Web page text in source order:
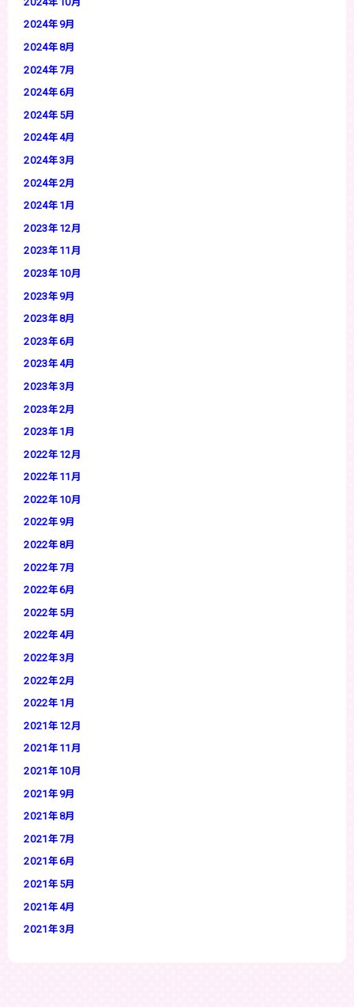
2024年9月
2024年8月
2024年7月
2024年6月
2024年5月
2024年4月
2024年3月
2024年2月
2024年1月
2023年12月
2023年11月
2023年10月
2023年9月
2023年8月
2023年6月
2023年4月
2023年3月
2023年2月
2023年1月
2022年12月
2022年11月
2022年10月
2022年9月
2022年8月
2022年7月
2022年6月
2022年5月
2022年4月
2022年3月
2022年2月
2022年1月
2021年12月
2021年11月
2021年10月
2021年9月
2021年8月
2021年7月
2021年6月
2021年5月
2021年4月
2021年3月